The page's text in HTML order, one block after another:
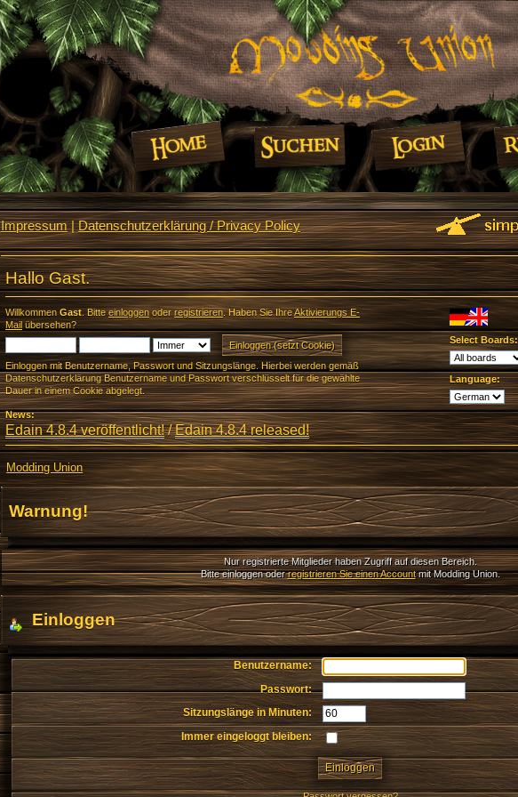
Impressum|Datenschutzerklärung / Privacy Policy
Hallo Gast.
Willkommen Gast. Bitte einloggenoderregistrieren. Haben Sie IhreAktivierungs E-
Mailübersehen?
Einloggen mit Benutzername, Passwort und Sitzungslänge. Hierbei werden gemäß
Datenschutzerklärung Benutzername und Passwort verschlüsselt für die gewählte
Dauer in einem Cookie abgelegt.
Select Boards:
Language:
News:
Edain 4.8.4 veröffentlicht!/Edain 4.8.4 released!
Modding Union
Warnung!
Nur registrierte Mitglieder haben Zugriff auf diesen Bereich.
Bitte einloggen oderregistrieren Sie einen Accountmit Modding Union.
Einloggen
Benutzername:
Passwort:
Sitzungslänge in Minuten:
Immer eingeloggt bleiben: